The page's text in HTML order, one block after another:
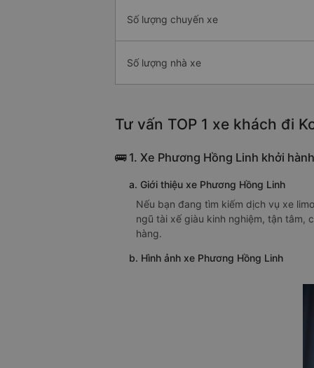
Số lượng chuyến xe
Số lượng nhà xe
Tư vấn TOP 1 xe khách đi
🚌 1. Xe Phương Hồng Linh khởi
a. Giới thiệu xe Phương Hồng Linh
Nếu bạn đang tìm kiếm dịch vụ xe
ngũ tài xế giàu kinh nghiệm, tận tâm,
hàng.
b. Hình ảnh xe Phương Hồng Linh